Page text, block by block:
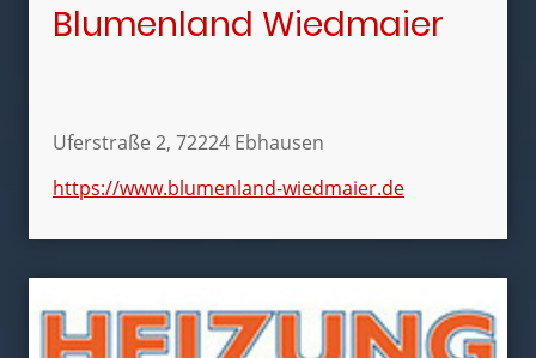
Blumenland Wiedmaier
Uferstraße 2, 72224 Ebhausen
https://www.blumenland-wiedmaier.de